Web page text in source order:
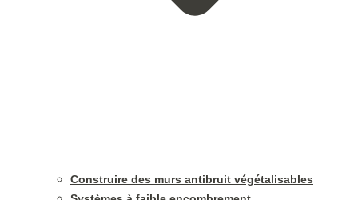
Construire des murs antibruit végétalisables